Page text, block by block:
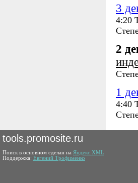
3
4:20
2
1
4:40
tools.promosite.ru
Поиск в основном сделан на Яндекс.XML
Поддержка: Евгений Трофименко